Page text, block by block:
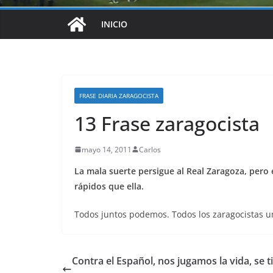
INICIO
FRASE DIARIA ZARAGOCISTA
13 Frase zaragocista
mayo 14, 2011 Carlos
La mala suerte persigue al Real Zaragoza,
rápidos que ella.
Todos juntos podemos. Todos los zaragocistas
Contra el Español, nos jugamos la vida, se